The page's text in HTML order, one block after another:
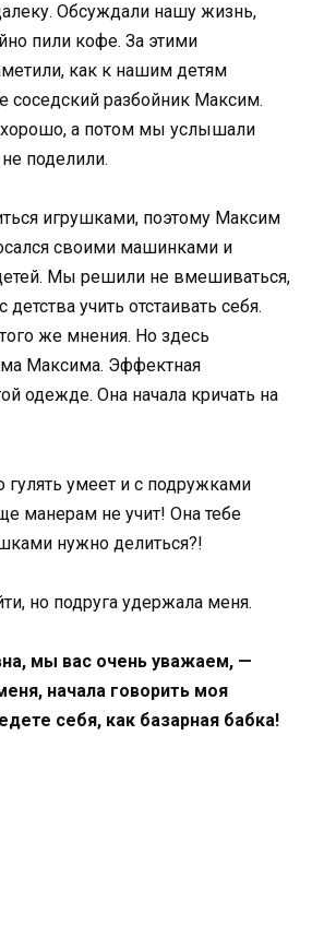
Обсуждали нашу жизнь,
пили кофе. За этими
как к нашим детям
соседский разбойник Максим.
хорошо, а потом мы услышали
поделили.
игрушками, поэтому Максим
своими машинками и
Мы решили не вмешиваться,
учить отстаивать себя.
же мнения. Но здесь
Максима. Эффектная
одежде. Она начала кричать на
гулять умеет и с подружками
манерам не учит! Она тебе
нужно делиться?!
но подруга удержала меня.
мы вас очень уважаем, —
начала говорить моя
себя, как базарная бабка!